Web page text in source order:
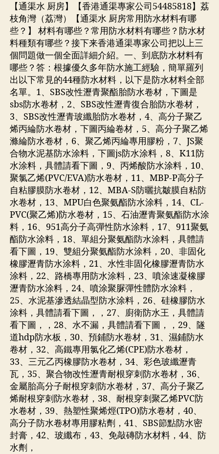
【通渠水 厨房】【香港通渠專家公司54485818】荔
枝角灣（荔灣）【通渠水 厨房常用防水材料有哪
些？】 材料有哪些？常用防水材料有哪些？防水材
料種類有哪些？接下来香港通渠專家公司把以上三
個問題做一個全面詳細介紹。一、到底防水材料有
哪些？答：根據優久多年防水施工經驗，簡單羅列
出以下常見的44種防水材料，以下是防水材料全部
名單。1、SBS改性瀝青聚酯胎防水卷材，下圖是
sbs防水卷材，2、SBS改性瀝青復合胎防水卷材，
3、SBS改性瀝青玻纖胎防水卷材，4、高分子聚乙
烯丙綸防水卷材，下圖丙綸卷材，5、高分子聚乙烯
滌綸防水卷材，6、聚乙烯丙綸專用膠粉，7、JS聚
合物水泥基防水涂料，下圖js防水涂料，8、K11防
水涂料，具體請看下圖，9、丙烯酸防水涂料，10、
聚氯乙烯(PVC/EVA)防水卷材，11、MBP-P高分子
自粘膠膜防水卷材，12、MBA-S防曬抗皺膜自粘防
水卷材，13、MPU白色聚氨酯防水涂料，14、CL-
PVC(聚乙烯)防水卷材，15、石油瀝青聚氨酯防水涂
料，16、951高分子高彈性防水涂料，17、911聚氨
酯防水涂料，18、單組分聚氨酯防水涂料，具體請
看下圖，19、雙組分聚氨酯防水涂料，20、非固化
橡膠瀝青防水涂料，21、水性非固化橡膠瀝青防水
涂料，22、路橋專用防水涂料，23、噴涂速凝橡膠
瀝青防水涂料，24、噴涂聚脲彈性體防水涂料，
25、水泥基滲透結晶型防水涂料，26、硅橡膠防水
涂料，具體請看下圖，，27、廚衛防水王，具體請
看下圖，，28、水不漏，具體請看下圖，，29、隧
道hdp防水板，30、預鋪防水卷材，31、濕鋪防水
卷材，32、高鐵專用氯化乙烯(CPE)防水卷材，
33、三元乙丙橡膠防水卷材，34、彩色玻纖瀝青
瓦，35、聚合物改性瀝青耐根穿刺防水卷材，36、
金屬胎高分子耐根穿刺防水卷材，37、高分子聚乙
烯耐根穿刺防水卷材，38、耐根穿刺聚乙烯PVC防
水卷材，39、熱塑性聚烯烴(TPO)防水卷材，40、
高分子防水卷材專用膠粘劑，41、SBS節點防水密
封膏，42、玻纖布，43、免敲磚防水材料，44、防
水劑，